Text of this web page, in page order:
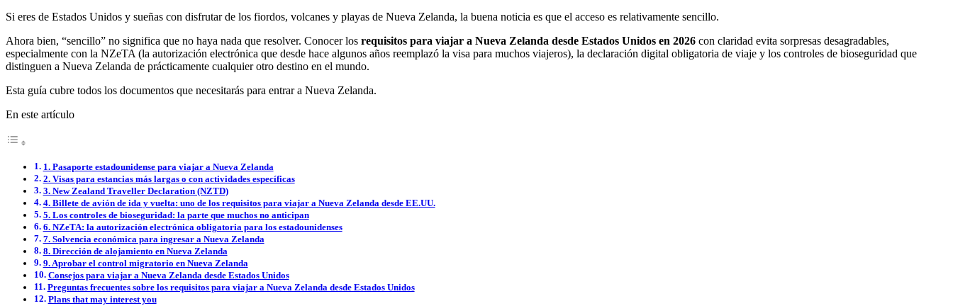
Si eres de Estados Unidos y sueñas con disfrutar de los fiordos, volcanes y playas de Nueva Zelanda, la buena noticia es que el acceso es relativamente sencillo.
Ahora bien, “sencillo” no significa que no haya nada que resolver. Conocer los requisitos para viajar a Nueva Zelanda desde Estados Unidos en 2026 con claridad evita sorpresas desagradables,
especialmente con la NZeTA (la autorización electrónica que desde hace algunos años reemplazó la visa para muchos viajeros), la declaración digital obligatoria de viaje y los controles de bioseguridad que
distinguen a Nueva Zelanda de prácticamente cualquier otro destino en el mundo.
Esta guía cubre todos los documentos que necesitarás para entrar a Nueva Zelanda.
En este artículo
1. Pasaporte estadounidense para viajar a Nueva Zelanda
2. Visas para estancias más largas o con actividades específicas
3. New Zealand Traveller Declaration (NZTD)
4. Billete de avión de ida y vuelta: uno de los requisitos para viajar a Nueva Zelanda desde EE.UU.
5. Los controles de bioseguridad: la parte que muchos no anticipan
6. NZeTA: la autorización electrónica obligatoria para los estadounidenses
7. Solvencia económica para ingresar a Nueva Zelanda
8. Dirección de alojamiento en Nueva Zelanda
9. Aprobar el control migratorio en Nueva Zelanda
Consejos para viajar a Nueva Zelanda desde Estados Unidos
Preguntas frecuentes sobre los requisitos para viajar a Nueva Zelanda desde Estados Unidos
Plans that may interest you